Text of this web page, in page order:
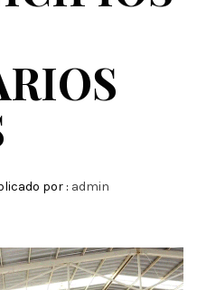
por : admin